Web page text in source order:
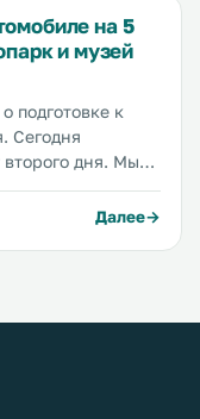
а дать себе
на 5
и музей
подготовке к
Сегодня
дня. Мы
(Ogród
торговымДалее